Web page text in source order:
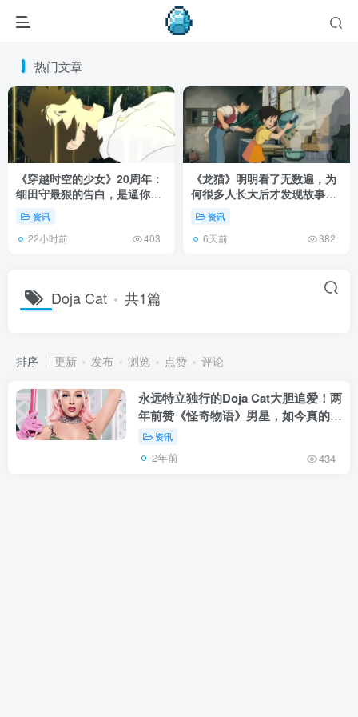
热门文章
《穿越时空的少女》20周年：
细田守最狠的告白，是逼你承
认有些夏天回不去了！
资讯
22小时前 403
《龙猫》明明看了无数遍，为
何很多人长大后才发现故事根
本不在 1988 年！
资讯
6天前 382
Doja Cat 共1篇
排序 更新 发布 浏览 点赞 评论
永远特立独行的Doja Cat大胆追爱！两
年前赞《怪奇物语》男星，如今真的成
男友资讯
2年前 434